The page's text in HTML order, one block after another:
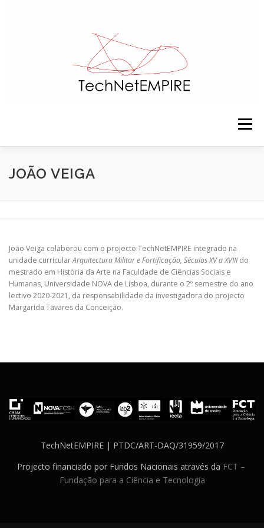
Menu
APRESENTAÇÃO
JOÃO VEIGA
João Veiga colaborou com o projecto TechNetEMPIRE integrado na
unidade curricularArquitectura Militar e Fortificação, Séculos XV a XVIIIdo
mestrado em História da Arte na Faculdade de Ciências Sociais e
Humanas, Universidade NOVA de Lisboa, durante o 2º semestre do ano
lectivo 2020-2021, da responsabilidade da investigadora do projecto
Margarida Tavares da Conceição.
TechNetEMPIRE | PTDC/ART-DAQ/31959/2017
Projecto financiado por Fundos Nacionais através da FCT –
Fundação para a Ciência e Tecnologia